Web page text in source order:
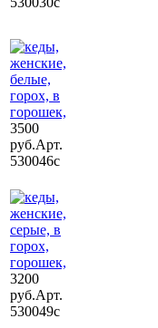
3500
руб.Арт.
530046c
3200
руб.Арт.
530049c